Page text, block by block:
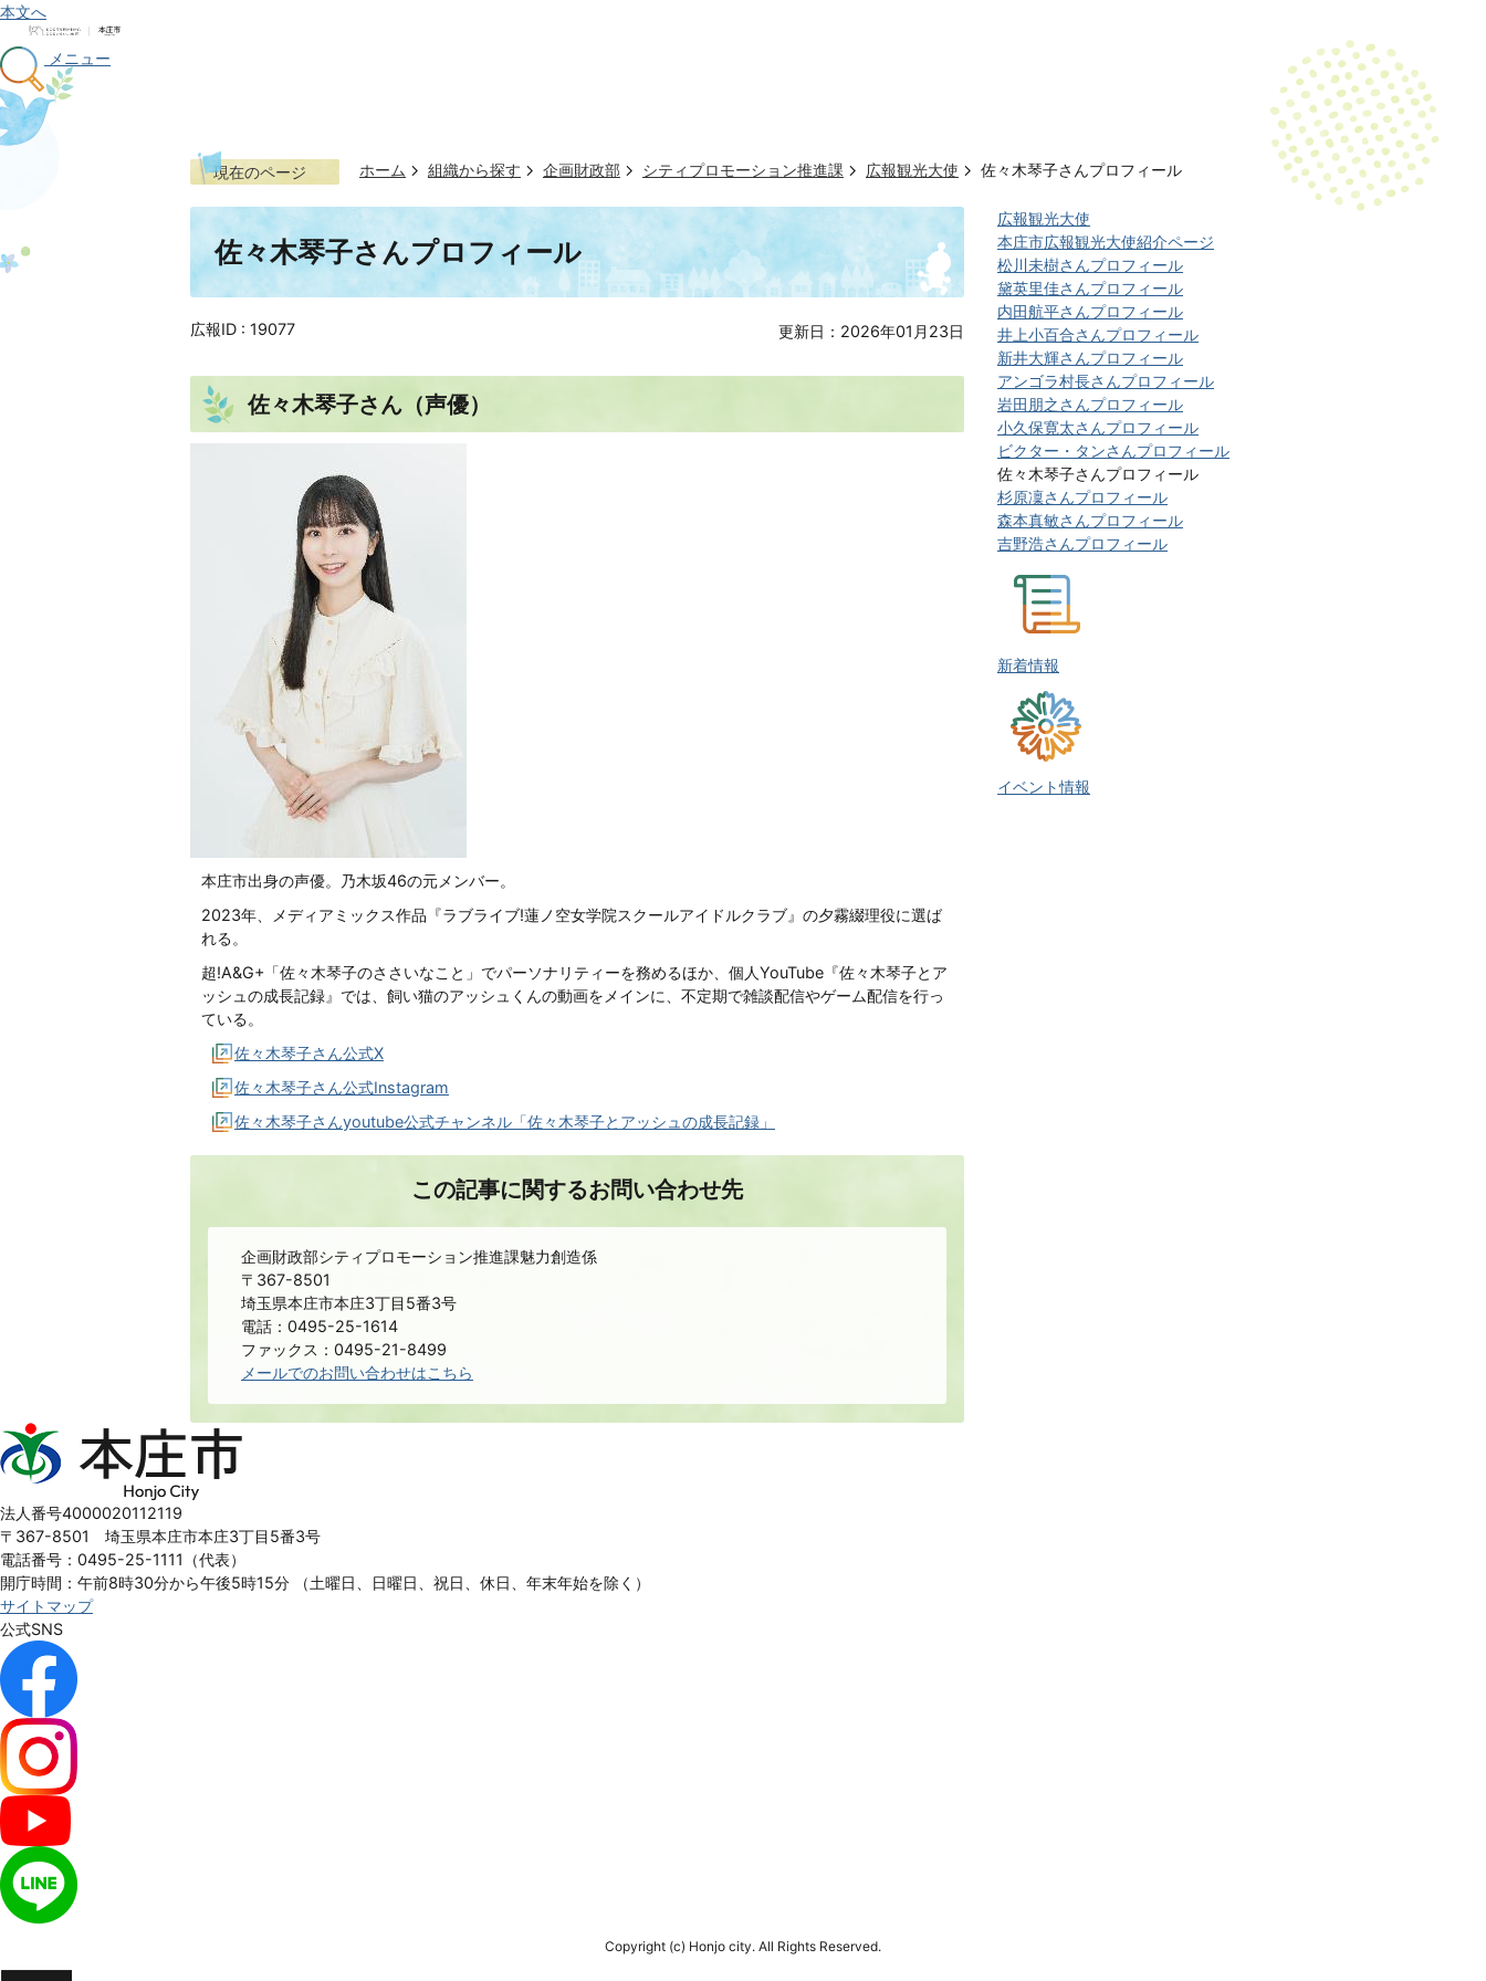
本文へ
メニュー
現在のページ ホーム 組織から探す 企画財政部 シティプロモーション推進課 広報観光大使 佐々木琴子さんプロフィール
佐々木琴子さんプロフィール
更新日：2026年01月23日
広報ID : 19077
佐々木琴子さん（声優）
本庄市出身の声優。乃木坂46の元メンバー。
2023年、メディアミックス作品『ラブライブ!蓮ノ空女学院スクールアイドルクラブ』の夕霧綴理役に選ば
れる。
超!A&G+「佐々木琴子のささいなこと」でパーソナリティーを務めるほか、個人YouTube『佐々木琴子とア
ッシュの成長記録』では、飼い猫のアッシュくんの動画をメインに、不定期で雑談配信やゲーム配信を行っ
ている。
佐々木琴子さん公式X
佐々木琴子さん公式Instagram
佐々木琴子さんyoutube公式チャンネル「佐々木琴子とアッシュの成長記録」
この記事に関するお問い合わせ先
企画財政部シティプロモーション推進課魅力創造係
〒367-8501
埼玉県本庄市本庄3丁目5番3号
電話：0495-25-1614
ファックス：0495-21-8499
メールでのお問い合わせはこちら
広報観光大使
本庄市広報観光大使紹介ページ
松川未樹さんプロフィール
黛英里佳さんプロフィール
内田航平さんプロフィール
井上小百合さんプロフィール
新井大輝さんプロフィール
アンゴラ村長さんプロフィール
岩田朋之さんプロフィール
小久保寛太さんプロフィール
ビクター・タンさんプロフィール
佐々木琴子さんプロフィール
杉原凜さんプロフィール
森本真敏さんプロフィール
吉野浩さんプロフィール
新着情報
イベント情報
本
庄
Honjo
City
法人番号4000020112119
〒367-8501 埼玉県本庄市本庄3丁目5番3号
電話番号：0495-25-1111（代表）
開庁時間：午前8時30分から午後5時15分
（土曜日、日曜日、祝日、休日、年末年始を除く）
サイトマップ
公式SNS
Copyright (c) Honjo city. All Rights Reserved.